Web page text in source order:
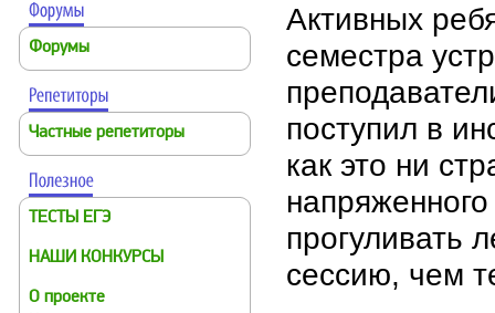
Форумы
Частные репетиторы
ТЕСТЫ ЕГЭ
НАШИ КОНКУРСЫ
О проекте
Активных
семестра
поступил в
как это ни
прогуливать
сессию, чем